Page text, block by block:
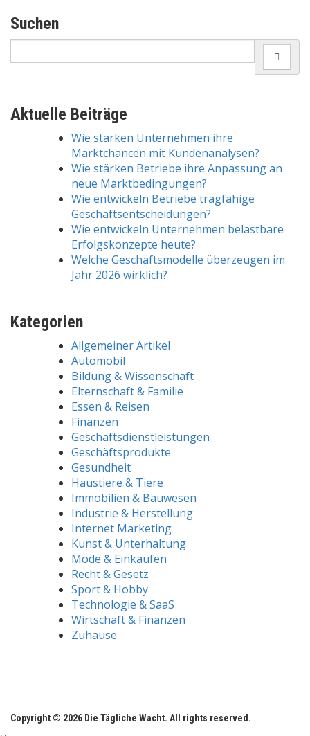
Suchen
for:
Aktuelle Beiträge
Wie stärken Unternehmen ihre
Marktchancen mit Kundenanalysen?
Wie stärken Betriebe ihre Anpassung an
neue Marktbedingungen?
Wie entwickeln Betriebe tragfähige
Geschäftsentscheidungen?
Wie entwickeln Unternehmen belastbare
Erfolgskonzepte heute?
Welche Geschäftsmodelle überzeugen im
Jahr 2026 wirklich?
Kategorien
Allgemeiner Artikel
Automobil
Bildung & Wissenschaft
Elternschaft & Familie
Essen & Reisen
Finanzen
Geschäftsdienstleistungen
Geschäftsprodukte
Gesundheit
Haustiere & Tiere
Immobilien & Bauwesen
Industrie & Herstellung
Internet Marketing
Kunst & Unterhaltung
Mode & Einkaufen
Recht & Gesetz
Sport & Hobby
Technologie & SaaS
Wirtschaft & Finanzen
Zuhause
Copyright © 2026 Die Tägliche Wacht. All rights reserved.